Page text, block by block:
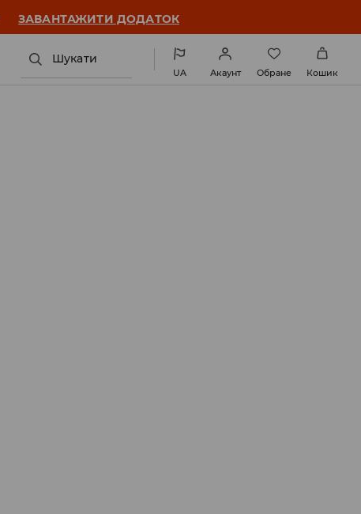
ЗАВАНТАЖИТИ ДОДАТОК
Шукати
UA Акаунт Обране Кошик